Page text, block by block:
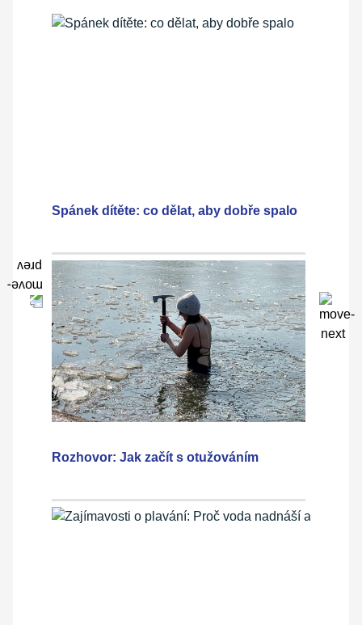
Spánek dítěte: co dělat, aby dobře spalo
Rozhovor: Jak začít s otužováním